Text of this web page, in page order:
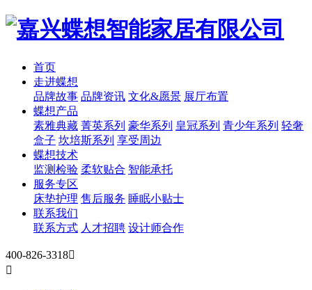
首页
走进蝶想
品牌故事 品牌资讯 文化&愿景 展厅布置
蝶想产品
素雅典藏 菁英系列 豪华系列 皇冠系列 青少年系列 轻奢
盒子 坎培斯系列 享受周边
蝶想技术
监测检验 柔软贴合 智能承托
服务专区
床垫护理 售后服务 睡眠小贴士
联系我们
联系方式 人才招聘 设计师合作
400-826-3318
